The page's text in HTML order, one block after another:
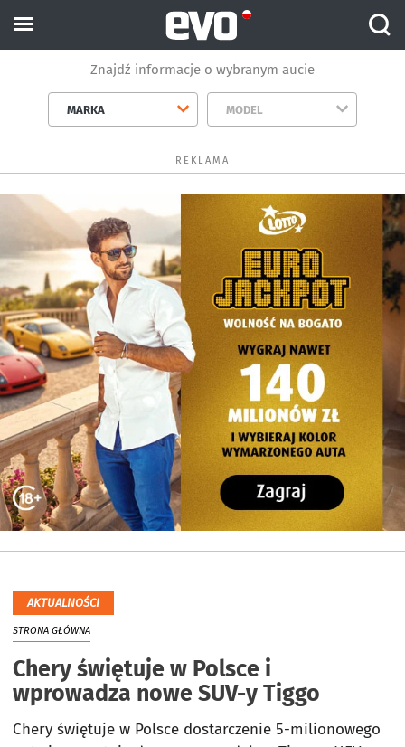
Znajdź informacje o wybranym aucie
MARKA MODEL
REKLAMA
AKTUALNOŚCI
STRONA GŁÓWNA
Chery świętuje w Polsce i
wprowadza nowe SUV-y Tiggo
Chery świętuje w Polsce dostarczenie 5-milionowego